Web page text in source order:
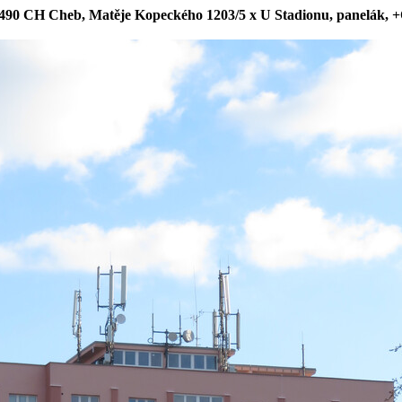
CH Cheb, Matěje Kopeckého 1203/5 x U Stadionu, panelák,